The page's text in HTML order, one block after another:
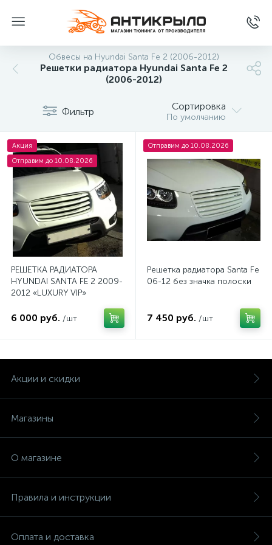
Обвесы на Hyundai Santa Fe 2 (2006-2012)
Решетки радиатора Hyundai Santa Fe 2
(2006-2012)
Фильтр Сортировка
По умолчанию
Акция
Отправим до 10.08.2026
РЕШЕТКА РАДИАТОРА
HYUNDAI SANTA FE 2 2009-
2012 «LUXURY VIP»
6 000 руб. /шт
Отправим до 10.08.2026
Решетка радиатора Santa Fe
06-12 без значка полоски
7 450 руб. /шт
Акции и скидки
Магазины
О магазине
Правила и инструкции
Оплата и доставка